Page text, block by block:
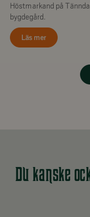
Höstmarkand på
bygdegård.
Läs mer
Du kanske